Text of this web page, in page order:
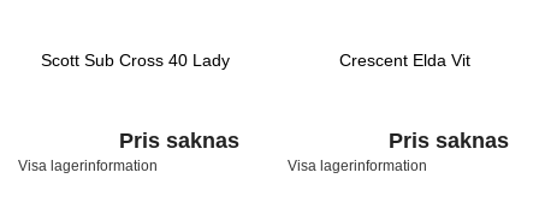
Scott Sub Cross 40 Lady
Pris saknas
Visa lagerinformation
Crescent Elda Vit
Pris saknas
Visa lagerinformation